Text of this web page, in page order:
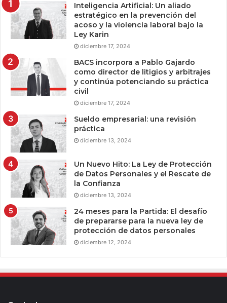
Inteligencia Artificial: Un aliado
estratégico en la prevención del
acoso y la violencia laboral bajo la
Ley Karin
diciembre 17, 2024
BACS incorpora a Pablo Gajardo
como director de litigios y arbitrajes
y continúa potenciando su práctica
civil
diciembre 17, 2024
Sueldo empresarial: una revisión
práctica
diciembre 13, 2024
Un Nuevo Hito: La Ley de Protección
de Datos Personales y el Rescate de
la Confianza
diciembre 13, 2024
24 meses para la Partida: El desafío
de prepararse para la nueva ley de
protección de datos personales
diciembre 12, 2024